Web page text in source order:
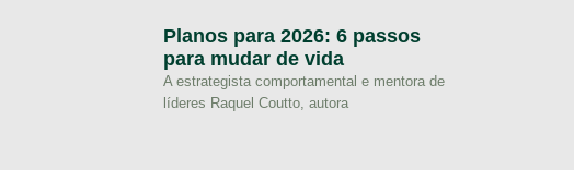
Planos para 2026: 6 passos
para mudar de vida
A estrategista comportamental e mentora de
líderes Raquel Coutto, autora